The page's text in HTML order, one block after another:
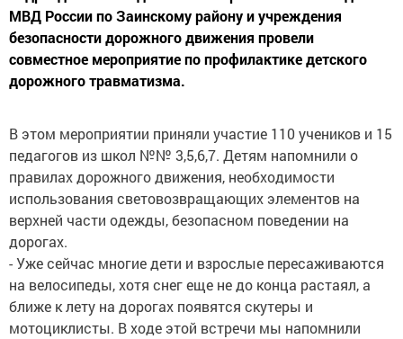
МВД России по Заинскому району и учреждения
безопасности дорожного движения провели
совместное мероприятие по профилактике детского
дорожного травматизма.
В этом мероприятии приняли участие 110 учеников и 15
педагогов из школ №№ 3,5,6,7. Детям напомнили о
правилах дорожного движения, необходимости
использования световозвращающих элементов на
верхней части одежды, безопасном поведении на
дорогах.
- Уже сейчас многие дети и взрослые пересаживаются
на велосипеды, хотя снег еще не до конца растаял, а
ближе к лету на дорогах появятся скутеры и
мотоциклисты. В ходе этой встречи мы напомнили